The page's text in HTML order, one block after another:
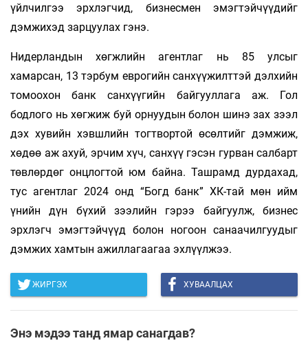
үйлчилгээ эрхлэгчид, бизнесмен эмэгтэйчүүдийг
дэмжихэд зарцуулах гэнэ.
Нидерландын хөгжлийн агентлаг нь 85 улсыг
хамарсан, 13 тэрбум еврогийн санхүүжилттэй дэлхийн
томоохон банк санхүүгийн байгууллага аж. Гол
бодлого нь хөгжиж буй орнуудын болон шинэ зах зээл
дэх хувийн хэвшлийн тогтвортой өсөлтийг дэмжиж,
хөдөө аж ахуй, эрчим хүч, санхүү гэсэн гурван салбарт
төвлөрдөг онцлогтой юм байна. Ташрамд дурдахад,
тус агентлаг 2024 онд “Богд банк” ХК-тай мөн ийм
үнийн дүн бүхий зээлийн гэрээ байгуулж, бизнес
эрхлэгч эмэгтэйчүүд болон ногоон санаачилгуудыг
дэмжих хамтын ажиллагаагаа эхлүүлжээ.
ЖИРГЭХ ХУВААЛЦАХ
Энэ мэдээ танд ямар санагдав?